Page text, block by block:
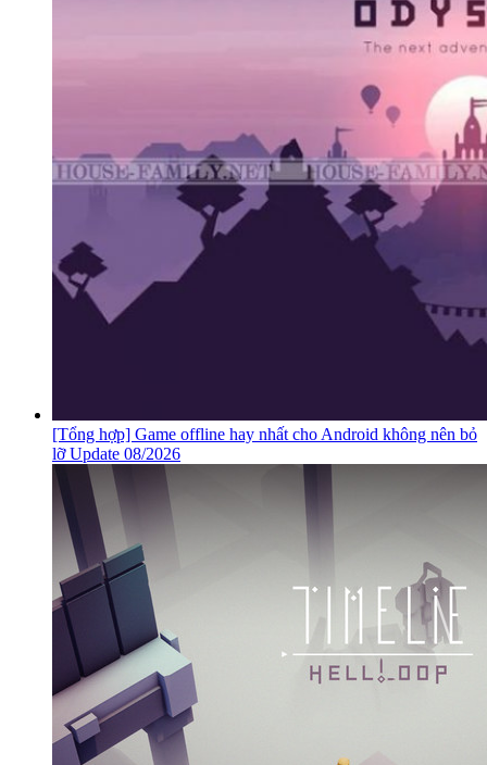
[Tổng hợp] Game offline hay nhất cho Android không nên bỏ
lỡ Update 08/2026